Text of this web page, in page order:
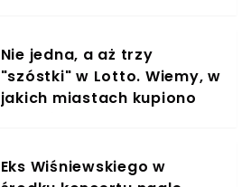
Nie jedna, a aż trzy
"szóstki" w Lotto. Wiemy, w
jakich miastach kupiono
Eks Wiśniewskiego w